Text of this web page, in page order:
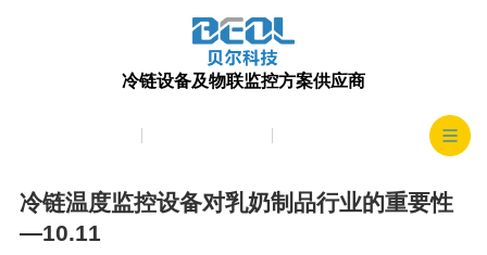
冷链设备及物联监控方案供应商
冷链温度监控设备对乳奶制品行业的重要性
—10.11